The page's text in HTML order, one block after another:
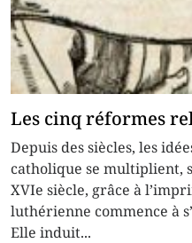
Les cinq réformes
Depuis des siècles, les
catholique se multiplient,
XVIe siècle, grâce à
luthérienne commence à
Elle induit...